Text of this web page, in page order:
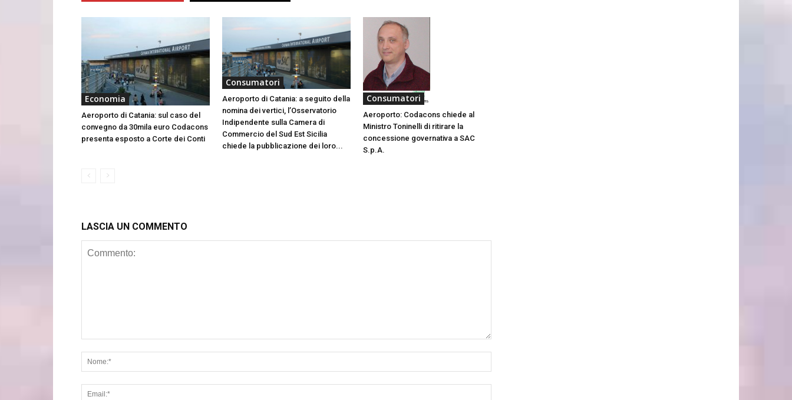
Economia
Aeroporto di Catania: sul caso del
convegno da 30mila euro Codacons
presenta esposto a Corte dei Conti
Consumatori
Aeroporto di Catania: a seguito della
nomina dei vertici, l’Osservatorio
Indipendente sulla Camera di
Commercio del Sud Est Sicilia
chiede la pubblicazione dei loro...
Consumatori
Aeroporto: Codacons chiede al
Ministro Toninelli di ritirare la
concessione governativa a SAC
S.p.A.
LASCIA UN COMMENTO